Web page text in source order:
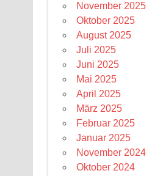
November 2025
Oktober 2025
August 2025
Juli 2025
Juni 2025
Mai 2025
April 2025
März 2025
Februar 2025
Januar 2025
November 2024
Oktober 2024